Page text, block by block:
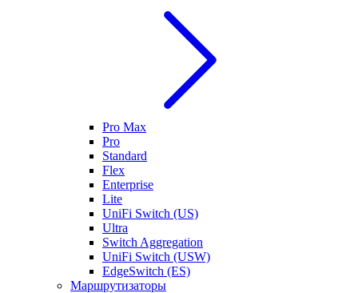
Pro Max
Pro
Standard
Flex
Enterprise
Lite
UniFi Switch (US)
Ultra
Switch Aggregation
UniFi Switch (USW)
EdgeSwitch (ES)
Маршрутизаторы